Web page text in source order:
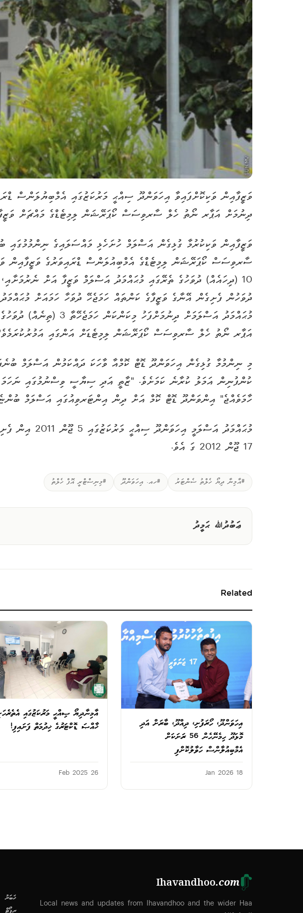
ވަޒީފާއިން ވަކިކޮށްފައިވާ އިހަވަންދޫ ސިއްޙީ މަރުކަޒުގައި އެމްބިޔުލަންސް
ދިނުމަށް އަޕާރ ނޯތު ހެލް ސާރވިސަސް ކޯޕަރޭޝަން ލިމިޓެޑްގެ މައްޗަށް
ވަޒީފާއިން ވަކިކުރުމާ ގުޅިގެން އަސްލަމް ހުށަހެޅި މައްސަލައިގެ
ދުވަހުން ފެށިގެން އޭނާގެ ވަޒީފާގެ ކަންތައް ހަމަޖެހޭ ދުވަހާ ހަމައަށް
މުޙައްމަދު އަސްލަމަށް
އަޕާރ ނޯތު ހެލް ސާރވިސަސް ކޯޕަރޭޝަން ލިމިޓެޑަށް އަންގައި
މި ނިންމުމާ ގުޅިގެން އިހަވަންދޫ ޑޮޓް ކޮމްއާ ވާހަކަ ދައްކަމުން އަސްލަމް
ކުންފުނިން އަމަލު ކުރާނެ ކަމަށެވެ. "ޒާތީ އަދި ސިޔާސީ ވިސްނުމުގައި
ހާމަވެއްޖެ" އިންވަންދޫ ޑޮޓް ކޮމް އަށް ދިން އިންޓަރވިއުގައި އަސްލަމް
މުޙައްމަދު
17 ޖޫން 2012 ގަ އެވެ.
#އާމިނާ ދިޔޯ ހެލްތު ސެންޓަރު #ހއ. އިހަވަންދޫ #މިނިސްޓްރީ އޮފް ހެލްތު
ޢަބުދުﷲ ޙަމީދު
Related
އިހަވަންދޫ، ހޯރަފުށި، ދިއްދޫ، ބާރަށް އަދި
މޮޅަދޫ ހިމެނޭހެން 56 ރަށަކަށް
އެމްބިއުލާންސް ހަވާލުކޮށްފި
18 Jan 2026
އާމިނާދިޔޯ ޞިއްޙީ މަރުކަޒުގައި
ޚާއްޞަ ޑޮކްޓަރުގެ ޚިދުމަތް ފަށައިފި!
26 Feb 2025
Ihavandhoo.com
Local news and updates from Ihavandhoo and the wider Haa
ޚަބަރު
ރިޕޯޓް